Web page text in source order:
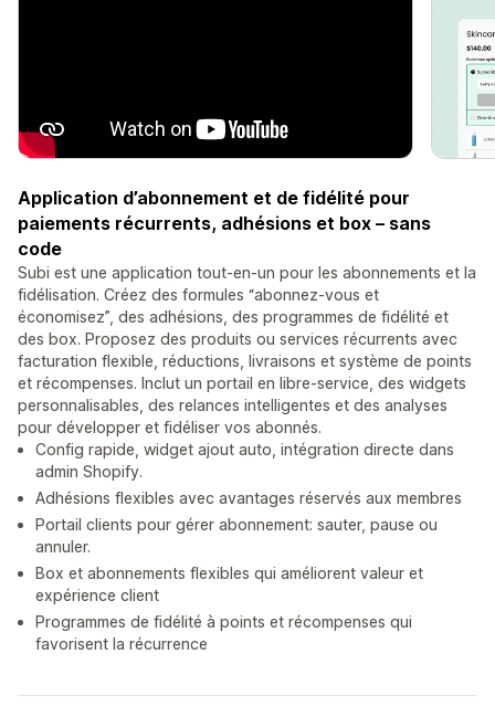
Application d’abonnement et de fidélité pour
paiements récurrents, adhésions et box – sans
code
Subi est une application tout-en-un pour les abonnements et la
fidélisation. Créez des formules “abonnez-vous et
économisez”, des adhésions, des programmes de fidélité et
des box. Proposez des produits ou services récurrents avec
facturation flexible, réductions, livraisons et système de points
et récompenses. Inclut un portail en libre-service, des widgets
personnalisables, des relances intelligentes et des analyses
pour développer et fidéliser vos abonnés.
Config rapide, widget ajout auto, intégration directe dans
admin Shopify.
Adhésions flexibles avec avantages réservés aux membres
Portail clients pour gérer abonnement: sauter, pause ou
annuler.
Box et abonnements flexibles qui améliorent valeur et
expérience client
Programmes de fidélité à points et récompenses qui
favorisent la récurrence